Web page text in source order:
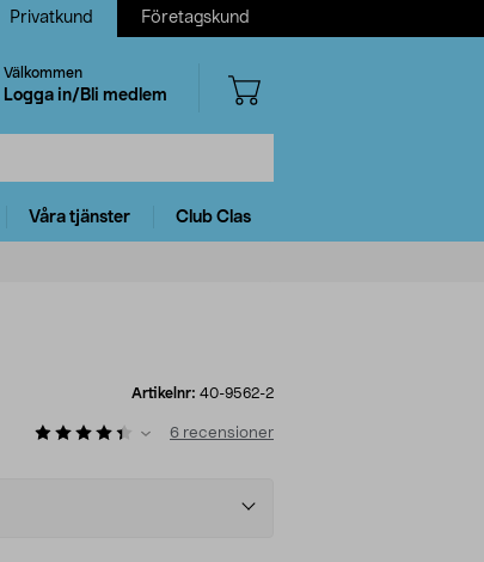
Privatkund Företagskund
Välkommen
Logga in/Bli medlem
Våra tjänster Club Clas
Artikelnr: 40-9562-2
6 recensioner